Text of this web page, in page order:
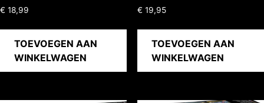
€ 18,99
TOEVOEGEN AAN
WINKELWAGEN
€ 19,95
TOEVOEGEN AAN
WINKELWAGEN